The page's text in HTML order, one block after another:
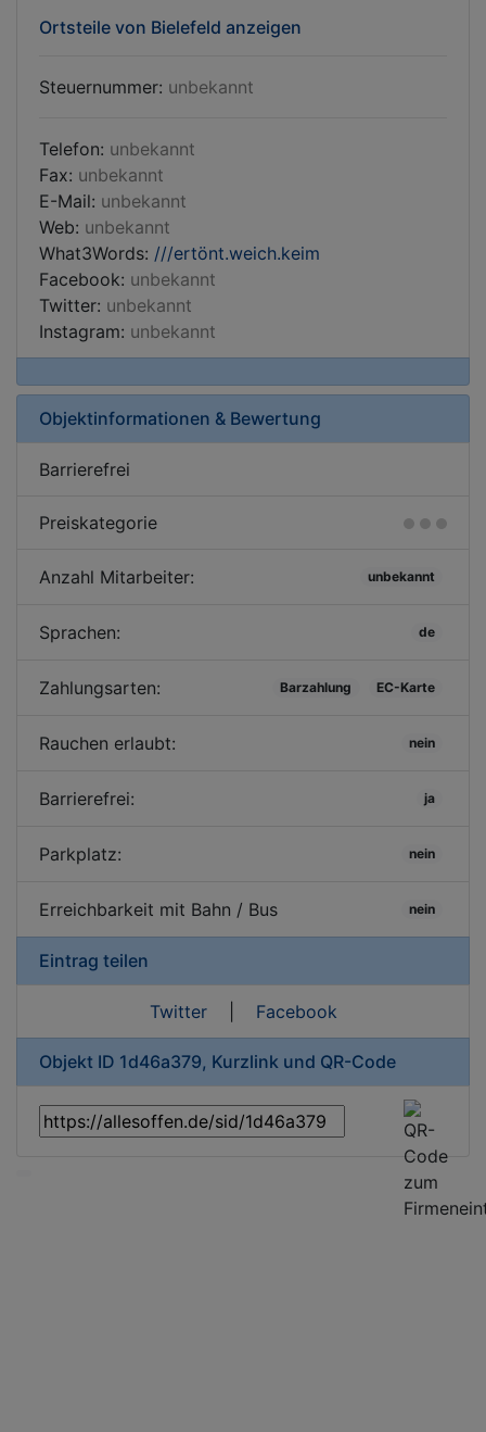
Ortsteile von Bielefeld anzeigen
Steuernummer: unbekannt
Telefon: unbekannt
Fax: unbekannt
E-Mail: unbekannt
Web: unbekannt
What3Words: ///ertönt.weich.keim
Facebook: unbekannt
Twitter: unbekannt
Instagram: unbekannt
Objektinformationen & Bewertung
Barrierefrei
Preiskategorie
Anzahl Mitarbeiter: unbekannt
Sprachen: de
Zahlungsarten: Barzahlung EC-Karte
Rauchen erlaubt: nein
Barrierefrei: ja
Parkplatz: nein
Erreichbarkeit mit Bahn / Bus nein
Eintrag teilen
Twitter| Facebook
Objekt ID 1d46a379, Kurzlink und QR-Code